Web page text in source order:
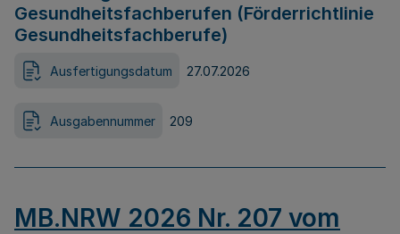
Gesundheitsfachberufen (Förderrichtlinie
Gesundheitsfachberufe)
Ausfertigungsdatum 27.07.2026
Ausgabennummer 209
MB.NRW 2026 Nr. 207 vom